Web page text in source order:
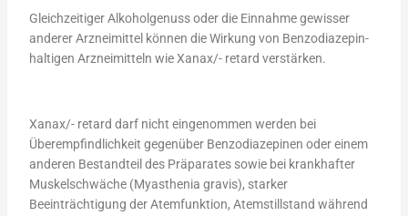
Gleichzeitiger Alkoholgenuss oder die Einnahme gewisser
anderer Arzneimittel können die Wirkung von Benzodiazepin-
haltigen Arzneimitteln wie Xanax/- retard verstärken.
Xanax/- retard darf nicht eingenommen werden bei
Überempfindlichkeit gegenüber Benzodiazepinen oder einem
anderen Bestandteil des Präparates sowie bei krankhafter
Muskelschwäche (Myasthenia gravis), starker
Beeinträchtigung der Atemfunktion, Atemstillstand während